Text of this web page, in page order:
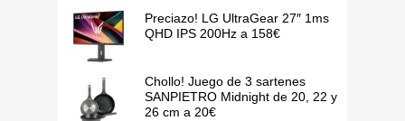
Preciazo! LG UltraGear 27″ 1ms
QHD IPS 200Hz a 158€
Chollo! Juego de 3 sartenes
SANPIETRO Midnight de 20, 22 y
26 cm a 20€